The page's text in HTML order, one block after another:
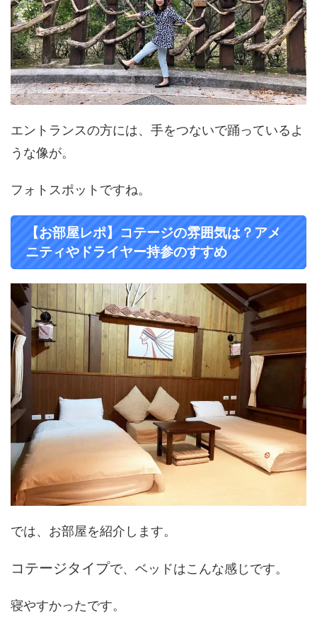
エントランスの方には、手をつないで踊っているよ
うな像が。
フォトスポットですね。
【お部屋レポ】コテージの雰囲気は？アメ
ニティやドライヤー持参のすすめ
では、お部屋を紹介します。
コテージタイプで、ベッドはこんな感じです。
寝やすかったです。